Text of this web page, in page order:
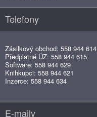
Telefony
Zásilkový obchod: 558 944 614
Předplatné ÚZ: 558 944 615
Software: 558 944 629
Knihkupci: 558 944 621
Inzerce: 558 944 634
E-maily